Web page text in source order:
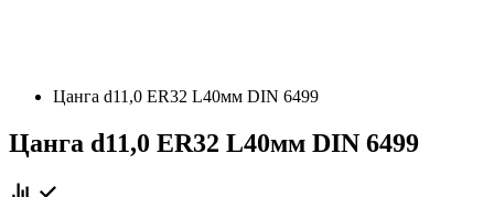
Цанга d11,0 ER32 L40мм DIN 6499
Цанга d11,0 ER32 L40мм DIN 6499